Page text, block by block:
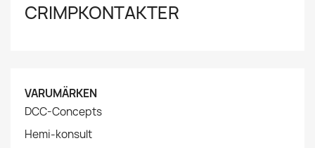
CRIMPKONTAKTER
VARUMÄRKEN
DCC-Concepts
Hemi-konsult